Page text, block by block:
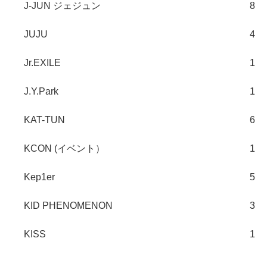
J-JUN ジェジュン 8
JUJU 4
Jr.EXILE 1
J.Y.Park 1
KAT-TUN 6
KCON (イベント） 1
Kep1er 5
KID PHENOMENON 3
KISS 1